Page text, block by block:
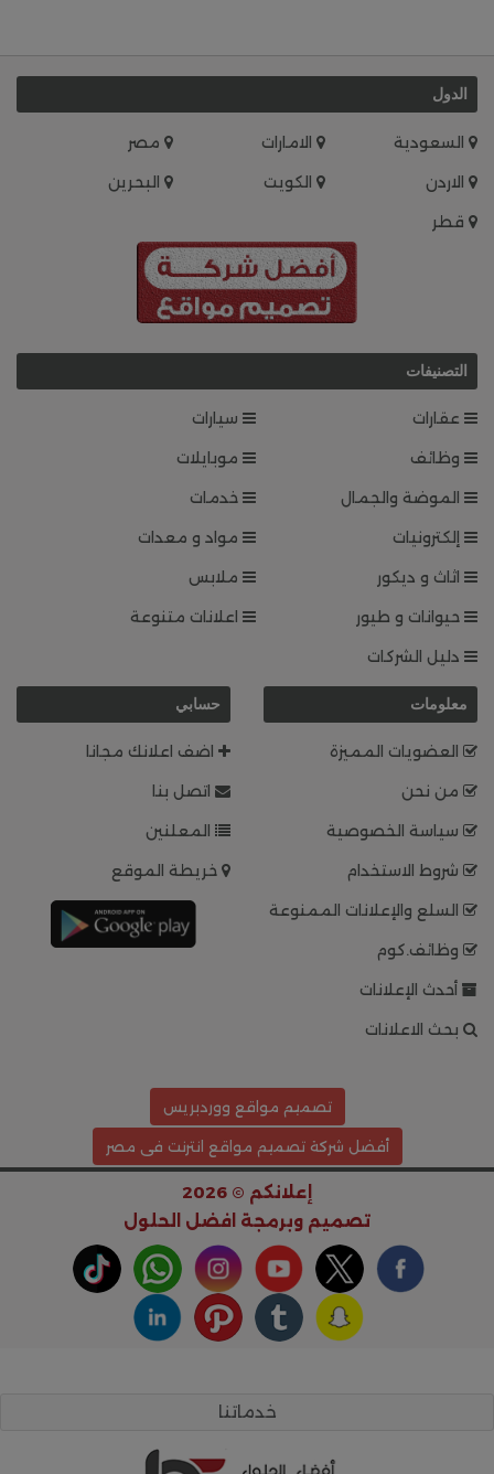
الدول
السعودية الامارات
مصر
الاردن
الكويت
البحرين
قطر
التصنيفات
عقارات
سيارات
وظائف
موبايلات
الموضة والجمال
خدمات
إلكترونيات
مواد و معدات
اثاث و ديكور
ملابس
حيوانات و طيور
اعلانات متنوعة
دليل الشركات
معلومات
العضويات المميزة
من نحن
سياسة الخصوصية
شروط الاستخدام
السلع والإعلانات الممنوعة
وظائف.كوم
أحدث الإعلانات
بحث الاعلانات
حسابي
اضف اعلانك مجانا
اتصل بنا
المعلنين
خريطة الموقع
تصميم مواقع ووردبريس
أفضل شركة تصميم مواقع انترنت فى مصر
إعلانكم © 2026
تصميم وبرمجة افضل الحلول
خدماتنا